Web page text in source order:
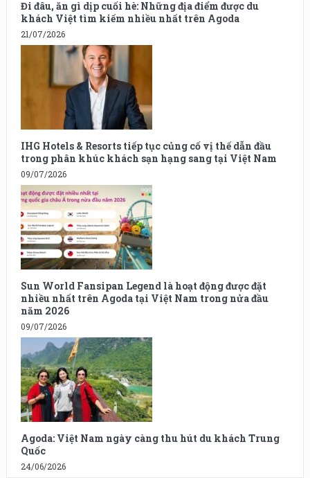
Đi đâu, ăn gì dịp cuối hè: Những địa điểm được du
khách Việt tìm kiếm nhiều nhất trên Agoda
21/07/2026
IHG Hotels & Resorts tiếp tục củng cố vị thế dẫn đầu
trong phân khúc khách sạn hạng sang tại Việt Nam
09/07/2026
Sun World Fansipan Legend là hoạt động được đặt
nhiều nhất trên Agoda tại Việt Nam trong nửa đầu
năm 2026
09/07/2026
Agoda: Việt Nam ngày càng thu hút du khách Trung
Quốc
24/06/2026